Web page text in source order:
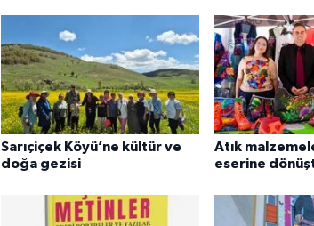
Sarıçiçek Köyü’ne kültür ve
doğa gezisi
Atık
eserine